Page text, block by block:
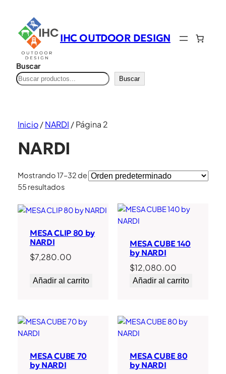
IHC OUTDOOR DESIGN
Buscar
Buscar
Inicio/NARDI / Página 2
NARDI
Mostrando 17–32 de
55 resultados
MESA CLIP 80 by
NARDI
$7,280.00
Añadir al carrito
MESA CUBE 140
by NARDI
$12,080.00
Añadir al carrito
MESA CUBE 70
by NARDI
MESA CUBE 80
by NARDI